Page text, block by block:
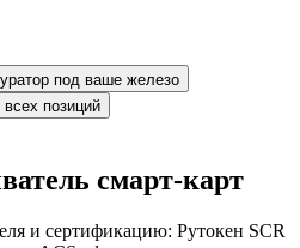
под ваше железо
всех позиций
смарт-карт
и сертификацию: Рутокен SCR